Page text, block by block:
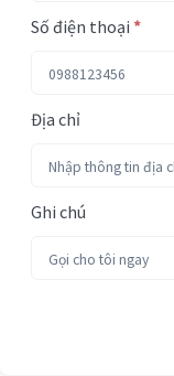
Số điện thoại *
Địa chỉ
Ghi chú